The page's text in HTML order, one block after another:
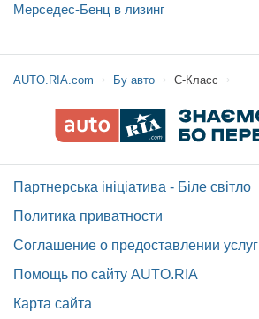
Мерседес-Бенц в лизинг
AUTO.RIA.com Бу авто С-Класс
Партнерська ініціатива - Біле світло
Политика приватности
Соглашение о предоставлении услуг
Помощь по сайту AUTO.RIA
Карта сайта